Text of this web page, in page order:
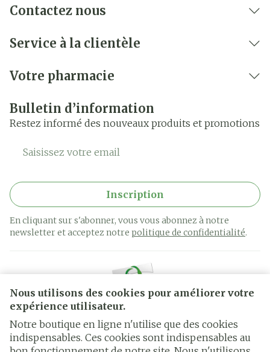
Nous utilisons des cookies pour améliorer votre
expérience utilisateur.
Notre boutique en ligne n'utilise que des cookies
indispensables. Ces cookies sont indispensables au
Contactez nous
Service à la clientèle
Votre pharmacie
Bulletin d’information
Restez informé des nouveaux produits et promotions
Adresse mail
Inscription
En cliquant sur s'abonner, vous vous abonnez à notre
newsletter et acceptez notre politique de confidentialité.